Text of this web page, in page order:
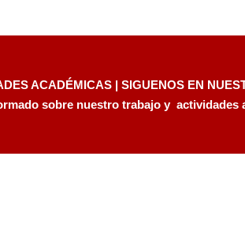
ACADÉMICAS | SIGUENOS EN
sobre nuestro trabajo y actividades